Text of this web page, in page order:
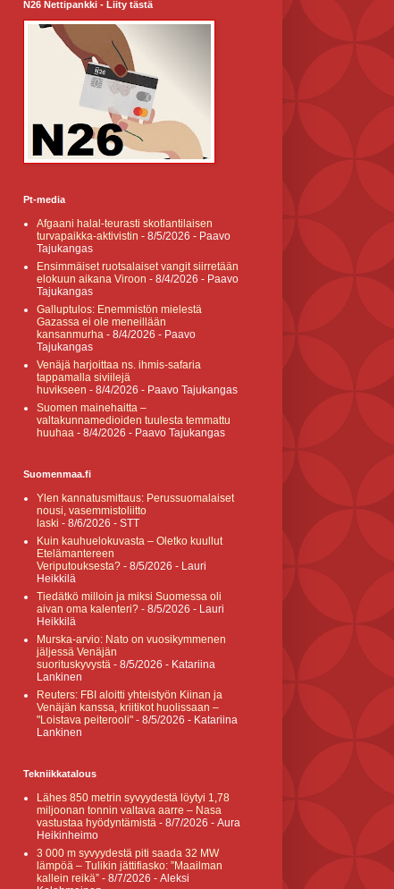
N26 Nettipankki - Liity tästä
Pt-media
Afgaani halal-teurasti skotlantilaisen
turvapaikka-aktivistin - 8/5/2026 - Paavo
Tajukangas
Ensimmäiset ruotsalaiset vangit siirretään
elokuun aikana Viroon - 8/4/2026 - Paavo
Tajukangas
Galluptulos: Enemmistön mielestä
Gazassa ei ole meneillään
kansanmurha - 8/4/2026 - Paavo
Tajukangas
Venäjä harjoittaa ns. ihmis-safaria
tappamalla siviilejä
huvikseen - 8/4/2026 - Paavo Tajukangas
Suomen mainehaitta –
valtakunnamedioiden tuulesta temmattu
huuhaa - 8/4/2026 - Paavo Tajukangas
Suomenmaa.fi
Ylen kannatusmittaus: Perussuomalaiset
nousi, vasemmistoliitto
laski - 8/6/2026 - STT
Kuin kauhuelokuvasta – Oletko kuullut
Etelämantereen
Veriputouksesta? - 8/5/2026 - Lauri
Heikkilä
Tiedätkö milloin ja miksi Suomessa oli
aivan oma kalenteri? - 8/5/2026 - Lauri
Heikkilä
Murska-arvio: Nato on vuosikymmenen
jäljessä Venäjän
suorituskyvystä - 8/5/2026 - Katariina
Lankinen
Reuters: FBI aloitti yhteistyön Kiinan ja
Venäjän kanssa, kriitikot huolissaan –
"Loistava peiterooli" - 8/5/2026 - Katariina
Lankinen
Tekniikkatalous
Lähes 850 metrin syvyydestä löytyi 1,78
miljoonan tonnin valtava aarre – Nasa
vastustaa hyödyntämistä - 8/7/2026 - Aura
Heikinheimo
3 000 m syvyydestä piti saada 32 MW
lämpöä – Tulikin jättifiasko: ”Maailman
kallein reikä” - 8/7/2026 - Aleksi